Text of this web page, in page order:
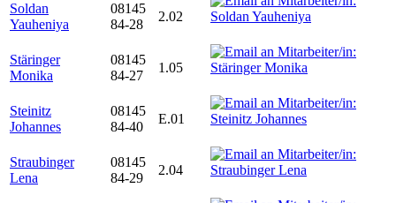
Soldan
Yauheniya
08145
84-28
2.02
Stäringer
Monika
08145
84-27
1.05
Steinitz
Johannes
08145
84-40
E.01
Straubinger
Lena
08145
84-29
2.04